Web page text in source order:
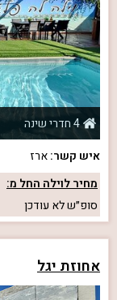
4 חדרי שינה
איש קשר:ארז
מחיר לוילה החל מ:
סופ״שלא עודכן
אחוזת יגל